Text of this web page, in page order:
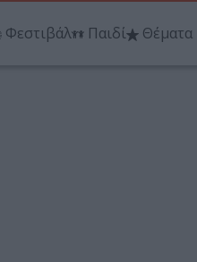
Φεστιβάλ Παιδί Θέματα